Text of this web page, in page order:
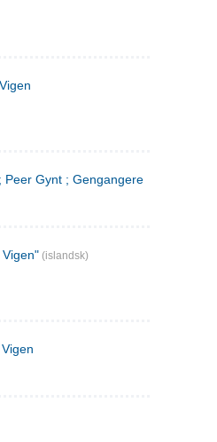
Peer Gynt ; Gengangere
(islandsk)